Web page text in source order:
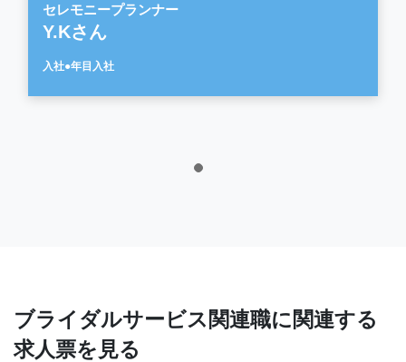
セレモニープランナー
Y.Kさん
入社●年目入社
ブライダルサービス関連職に関連する
求人票を見る